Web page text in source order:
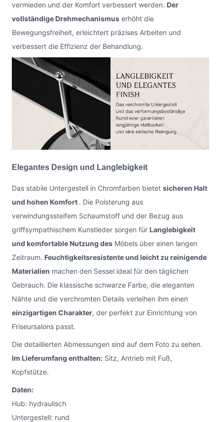
vermieden und der Komfort verbessert werden. Der
vollständige Drehmechanismus erhöht die
Bewegungsfreiheit, erleichtert präzises Arbeiten und
verbessert die Effizienz der Behandlung.
Elegantes Design und Langlebigkeit
Das stabile Untergestell in Chromfarben bietet sicheren Halt
und hohen Komfort . Die Polsterung aus
verwindungssteifem Schaumstoff und der Bezug aus
griffsympathischem Kunstleder sorgen für Langlebigkeit
und komfortable Nutzung des Möbels über einen langen
Zeitraum. Feuchtigkeitsresistente und leicht zu reinigende
Materialien machen den Sessel ideal für den täglichen
Gebrauch. Die klassische schwarze Farbe, die eleganten
Nähte und die verchromten Details verleihen ihm einen
einzigartigen Charakter, der perfekt zur Einrichtung von
Friseursalons passt.
Die detaillierten Abmessungen sind auf dem Foto zu sehen.
Im Lieferumfang enthalten: Sitz, Antrieb mit Fuß,
Kopfstütze.
Daten:
Hub: hydraulisch
Untergestell: rund